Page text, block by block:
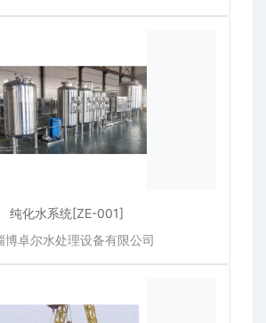
纯化水系统[ZE-001]
博卓尔水处理设备有限公司